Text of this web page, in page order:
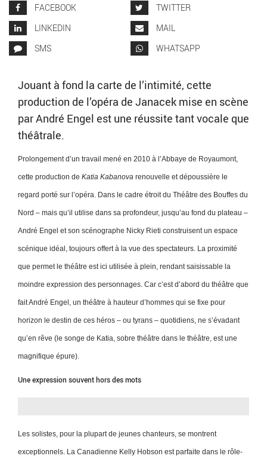
FACEBOOK
TWITTER
LINKEDIN
MAIL
SMS
WHATSAPP
Jouant à fond la carte de l’intimité, cette
production de l’opéra de Janacek mise en scène
par André Engel est une réussite tant vocale que
théâtrale.
Prolongement d’un travail mené en 2010 à l’Abbaye de Royaumont,
cette production de Katia Kabanova renouvelle et dépoussière le
regard porté sur l’opéra. Dans le cadre étroit du Théâtre des Bouffes du
Nord – mais qu’il utilise dans sa profondeur, jusqu’au fond du plateau –
André Engel et son scénographe Nicky Rieti construisent un espace
scénique idéal, toujours offert à la vue des spectateurs. La proximité
que permet le théâtre est ici utilisée à plein, rendant saisissable la
moindre expression des personnages. Car c’est d’abord du théâtre que
fait André Engel, un théâtre à hauteur d’hommes qui se fixe pour
horizon le destin de ces héros – ou tyrans – quotidiens, ne s’évadant
qu’en rêve (le songe de Katia, sobre théâtre dans le théâtre, est une
magnifique épure).
Une expression souvent hors des mots
Les solistes, pour la plupart de jeunes chanteurs, se montrent
exceptionnels. La Canadienne Kelly Hobson est parfaite dans le rôle-